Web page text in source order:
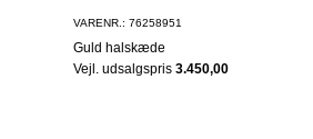
VARENR.: 76258951
Guld halskæde
Vejl. udsalgspris3.450,00